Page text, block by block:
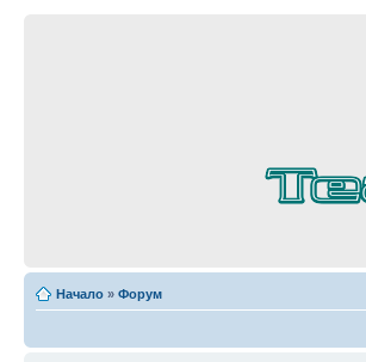
Начало » Форум